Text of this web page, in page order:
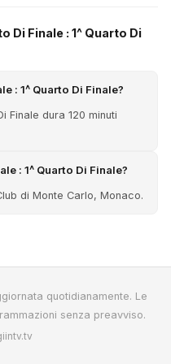
Di Finale : 1^ Quarto Di
: 1^ Quarto Di Finale?
Finale dura 120 minuti
: 1^ Quarto Di Finale?
di Monte Carlo, Monaco.
quotidianamente. Le
senza preavviso.